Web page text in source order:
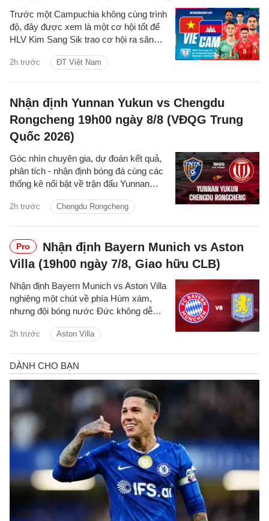
2h trước ĐT Việt Nam
Trước một Campuchia không cùng trình
độ, đây được xem là một cơ hội tốt để
HLV Kim Sang Sik trao cơ hội ra sân
nghiệm thêm các phương án nhân sự
Nhận định Yunnan Yukun vs Chengdu
Rongcheng 19h00 ngày 8/8 (VĐQG Trung
Quốc 2026)
2h trước Chengdu Rongcheng
Góc nhìn chuyên gia, dự đoán kết quả,
phân tích - nhận định bóng đá cùng các
thống kê nổi bật về trận đấu Yunnan
giải VĐQG Trung Quốc hôm nay
Pro
Nhận định Bayern Munich vs Aston
Villa (19h00 ngày 7/8, Giao hữu CLB)
2h trước Aston Villa
Nhận định Bayern Munich vs Aston Villa
nghiêng một chút về phía Hùm xám,
nhưng đội bóng nước Đức không dễ